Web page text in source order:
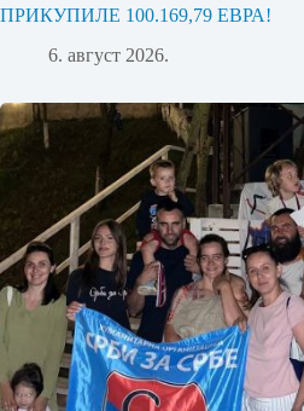
ПРИКУПИЛЕ 100.169,79 ЕВРА!
6. август 2026.